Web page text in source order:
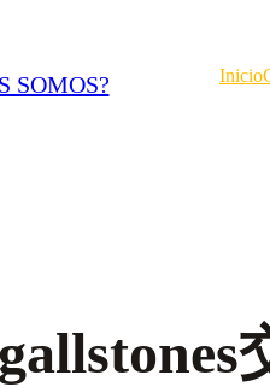
Inicio